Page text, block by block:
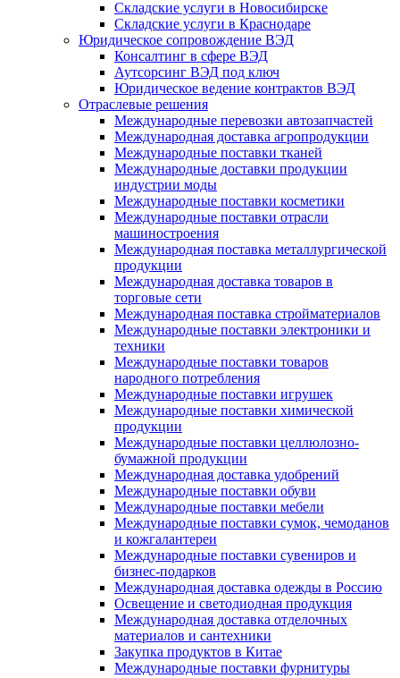
Складские услуги в Новосибирске
Складские услуги в Краснодаре
Юридическое сопровождение ВЭД
Консалтинг в сфере ВЭД
Аутсорсинг ВЭД под ключ
Юридическое ведение контрактов ВЭД
Отраслевые решения
Международные перевозки автозапчастей
Международная доставка агропродукции
Международные поставки тканей
Международные доставки продукции
индустрии моды
Международные поставки косметики
Международные поставки отрасли
машиностроения
Международная поставка металлургической
продукции
Международная доставка товаров в
торговые сети
Международная поставка стройматериалов
Международные поставки электроники и
техники
Международные поставки товаров
народного потребления
Международные поставки игрушек
Международные поставки химической
продукции
Международные поставки целлюлозно-
бумажной продукции
Международная доставка удобрений
Международные поставки обуви
Международные поставки мебели
Международные поставки сумок, чемоданов
и кожгалантереи
Международные поставки сувениров и
бизнес-подарков
Международная доставка одежды в Россию
Освещение и светодиодная продукция
Международная доставка отделочных
материалов и сантехники
Закупка продуктов в Китае
Международные поставки фурнитуры